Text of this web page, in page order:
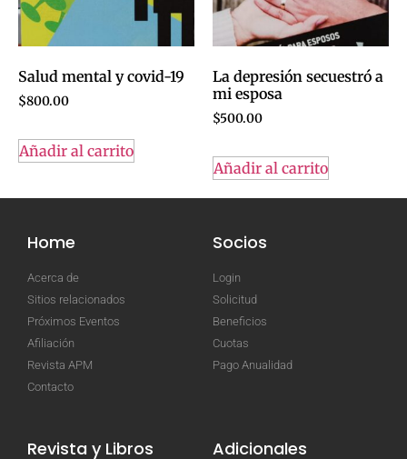
Salud mental y covid-19
$800.00
Añadir al carrito
La depresión secuestró a
mi esposa
$500.00
Añadir al carrito
Home
Acerca de
Sitios relacionados
Próximos Eventos
Afiliación
Revista APM
Contacto
Socios
Login
Solicitud
Beneficios
Cuotas
Pago Anualidad
Revista y Libros Adicionales